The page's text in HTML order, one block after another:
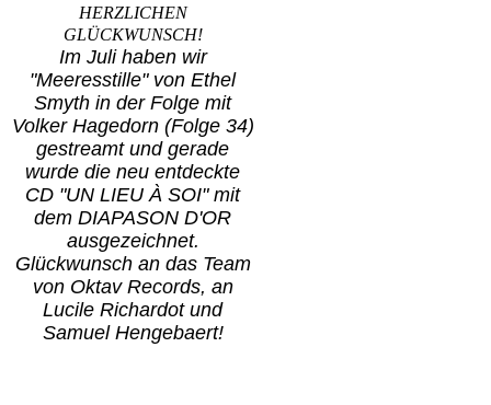
HERZLICHEN
GLÜCKWUNSCH!
Im Juli haben wir
"Meeresstille" von Ethel
Smyth in der Folge mit
Volker Hagedorn (Folge 34)
gestreamt und gerade
wurde die neu entdeckte
CD "UN LIEU À SOI" mit
dem DIAPASON D'OR
ausgezeichnet.
Glückwunsch an das Team
von Oktav Records, an
Lucile Richardot und
Samuel Hengebaert!